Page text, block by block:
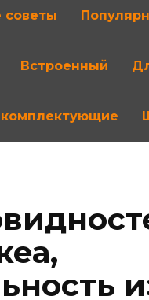
советы
Встроенный